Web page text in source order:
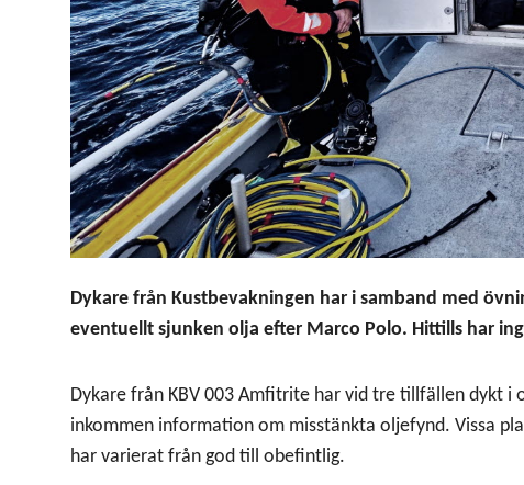
Dykare från Kustbevakningen har i samband med
eventuellt sjunken olja efter Marco Polo. Hittills har
Dykare från KBV 003 Amfitrite har vid tre tillfällen dykt
inkommen information om misstänkta oljefynd. Vissa
har varierat från god till obefintlig.